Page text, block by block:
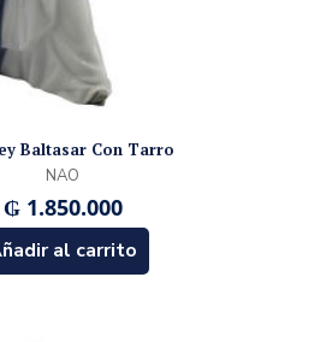
Baltasar Con Tarro
NAO
₲1.850.000
al carrito